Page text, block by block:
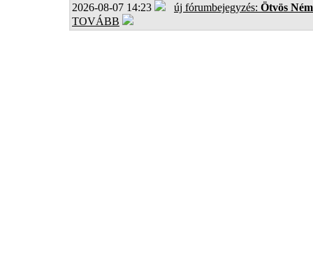
2026-08-07 14:23
új fórumbejegyzés: Ötvös
TOVÁBB